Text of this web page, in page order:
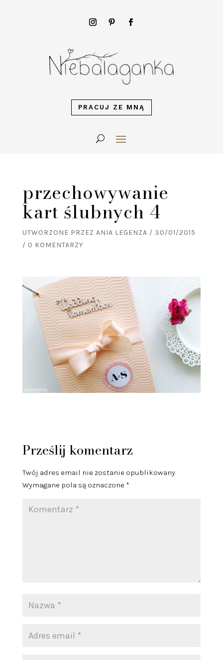
PRACUJ ZE MNĄ
przechowywanie
kart ślubnych 4
UTWORZONE PRZEZ ANIA LEGENZA / 30/01/2015
/ 0 KOMENTARZY
Prześlij komentarz
Twój adres email nie zostanie opublikowany.
Wymagane pola są oznaczone *